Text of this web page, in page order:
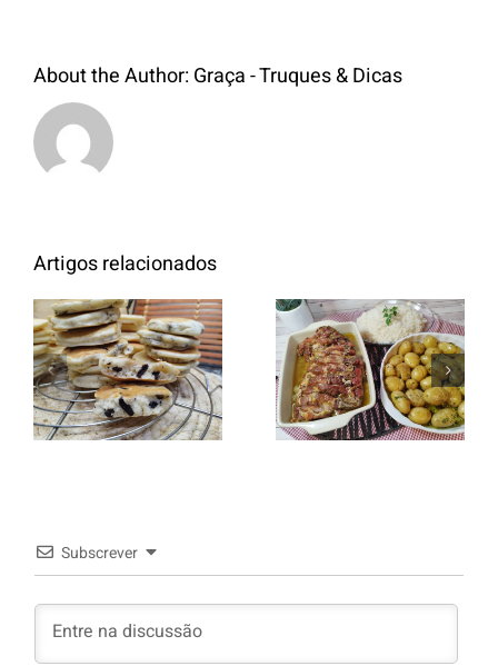
About the Author:Graça - Truques & Dicas
Artigos relacionados
Panquecas
com Oreo
Entrecosto
italiano c/
batata a
murro e
Subscrever